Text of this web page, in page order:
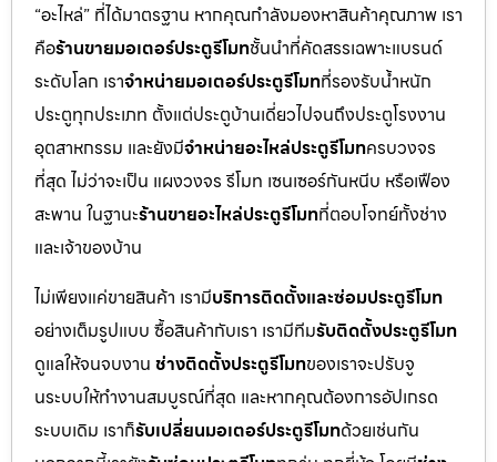
“อะไหล่” ที่ได้มาตรฐาน หากคุณกำลังมองหาสินค้าคุณภาพ เรา
คือร้านขายมอเตอร์ประตูรีโมทชั้นนำที่คัดสรรเฉพาะแบรนด์
ระดับโลก เราจำหน่ายมอเตอร์ประตูรีโมทที่รองรับน้ำหนัก
ประตูทุกประเภท ตั้งแต่ประตูบ้านเดี่ยวไปจนถึงประตูโรงงาน
อุตสาหกรรม และยังมีจำหน่ายอะไหล่ประตูรีโมทครบวงจร
ที่สุด ไม่ว่าจะเป็น แผงวงจร รีโมท เซนเซอร์กันหนีบ หรือเฟือง
สะพาน ในฐานะร้านขายอะไหล่ประตูรีโมทที่ตอบโจทย์ทั้งช่าง
และเจ้าของบ้าน
ไม่เพียงแค่ขายสินค้า เรามีบริการติดตั้งและซ่อมประตูรีโมท
อย่างเต็มรูปแบบ ซื้อสินค้ากับเรา เรามีทีมรับติดตั้งประตูรีโมท
ดูแลให้จนจบงาน ช่างติดตั้งประตูรีโมทของเราจะปรับจู
นระบบให้ทำงานสมบูรณ์ที่สุด และหากคุณต้องการอัปเกรด
ระบบเดิม เราก็รับเปลี่ยนมอเตอร์ประตูรีโมทด้วยเช่นกัน